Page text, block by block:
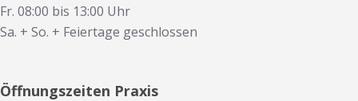
Fr. 08:00 bis 13:00 Uhr
Sa. + So. + Feiertage geschlossen
Öffnungszeiten Praxis